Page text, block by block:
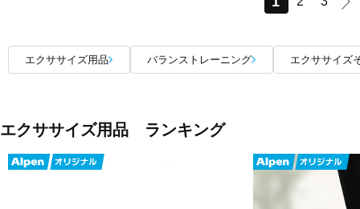
エクササイズ用品 バランストレーニング エクササイズ
エクササイズ用品 ランキング